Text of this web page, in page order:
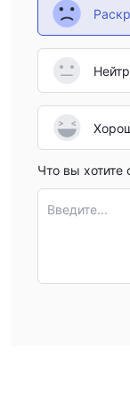
другой стороны,
инвестиционных
управляемые
посмотреть в
инвестиционным
Часто
Является ли
199/13.
Подходит ли
Что вы хотите
Введите...